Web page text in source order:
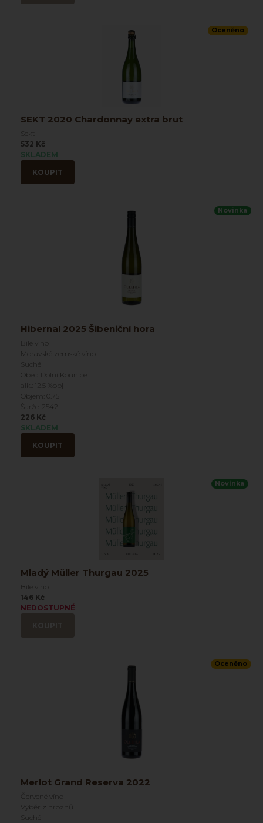
Oceněno
SEKT 2020 Chardonnay extra brut
Sekt
532 Kč
SKLADEM
KOUPIT
Novinka
Hibernal 2025 Šibeniční hora
Bílé víno
Moravské zemské víno
Suché
Obec: Dolní Kounice
alk.: 12.5 %obj
Objem: 0.75 l
Šarže: 2542
226 Kč
SKLADEM
KOUPIT
Novinka
Mladý Müller Thurgau 2025
Bílé víno
146 Kč
NEDOSTUPNÉ
Oceněno
Merlot Grand Reserva 2022
Červené víno
Výběr z hroznů
Suché